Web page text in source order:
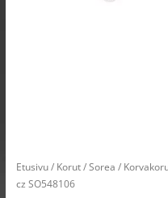
Etusivu/ Korut/Sorea /
cz SO548106